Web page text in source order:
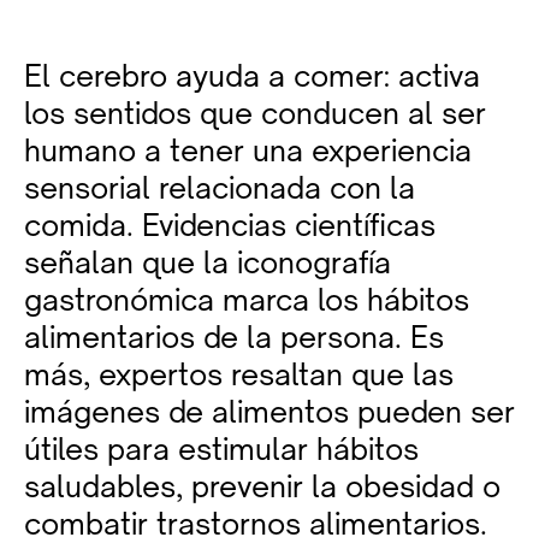
El cerebro ayuda a comer: activa
los sentidos que conducen al ser
humano a tener una experiencia
sensorial relacionada con la
comida. Evidencias científicas
señalan que la iconografía
gastronómica marca los hábitos
alimentarios de la persona. Es
más, expertos resaltan que las
imágenes de alimentos pueden ser
útiles para estimular hábitos
saludables, prevenir la obesidad o
combatir trastornos alimentarios.